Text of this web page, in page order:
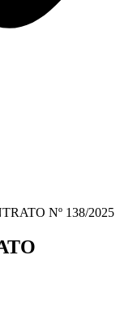
Nº 138/2025